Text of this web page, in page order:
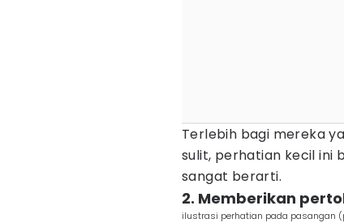
Terlebih bagi mereka
sulit, perhatian kecil ini
sangat berarti.
2. Memberikan
ilustrasi perhatian pada pasangan